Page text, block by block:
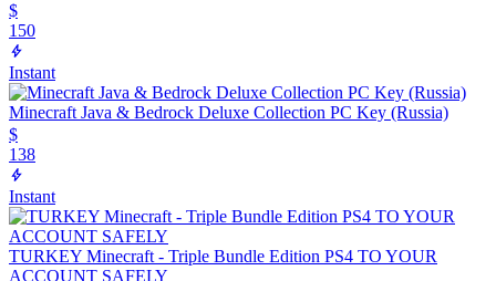
$
150
Instant
Minecraft Java & Bedrock Deluxe Collection PC Key (Russia)
$
138
Instant
TURKEY Minecraft - Triple Bundle Edition PS4 TO YOUR
ACCOUNT SAFELY